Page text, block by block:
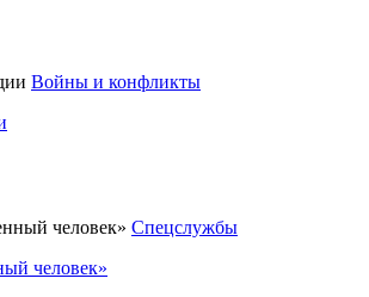
Войны и конфликты
Спецслужбы
человек»